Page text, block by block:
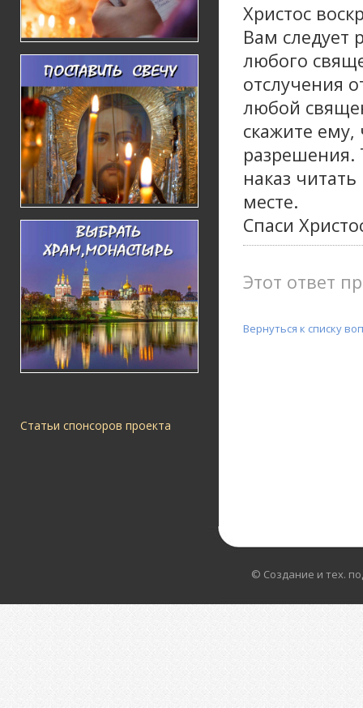
Статьи спонсоров проекта
Христос
Вам следует
любого
отслучения
любой
скажите
разрешения.
наказ
месте.
Спаси
Этот ответ
Вернуться к списку
© Создание и тех.